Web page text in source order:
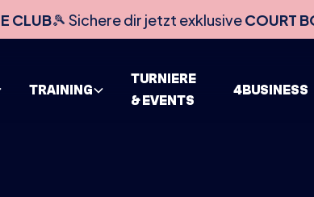
CLUB🎾 Sichere dir jetzt exklusiveCOURT
TRAINING
TURNIERE
& EVENTS
4BUSINESS